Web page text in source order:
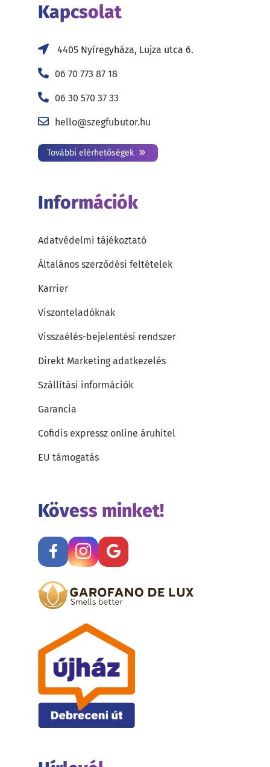
Kapcsolat
4405 Nyíregyháza, Lujza utca 6.
06 70 773 87 18
06 30 570 37 33
hello@szegfubutor.hu
További elérhetőségek
Információk
Adatvédelmi tájékoztató
Általános szerződési feltételek
Karrier
Viszonteladóknak
Visszaélés-bejelentési rendszer
Direkt Marketing adatkezelés
Szállítási információk
Garancia
Cofidis expressz online áruhitel
EU támogatás
Kövess minket!